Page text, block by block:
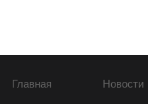
Главная Новости